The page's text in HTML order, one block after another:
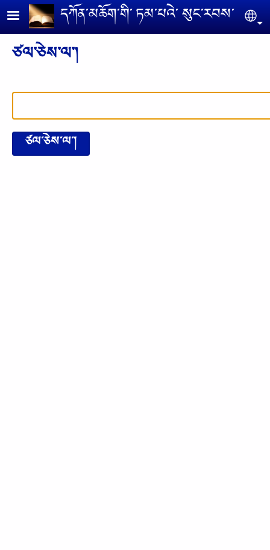
Skip to main contentདཀོན༌མཆོག༌གི༌ ཏམ༌པའེ༌ སུང༌རབས༌
ཙལ༌ཅེས༌ལ༌།